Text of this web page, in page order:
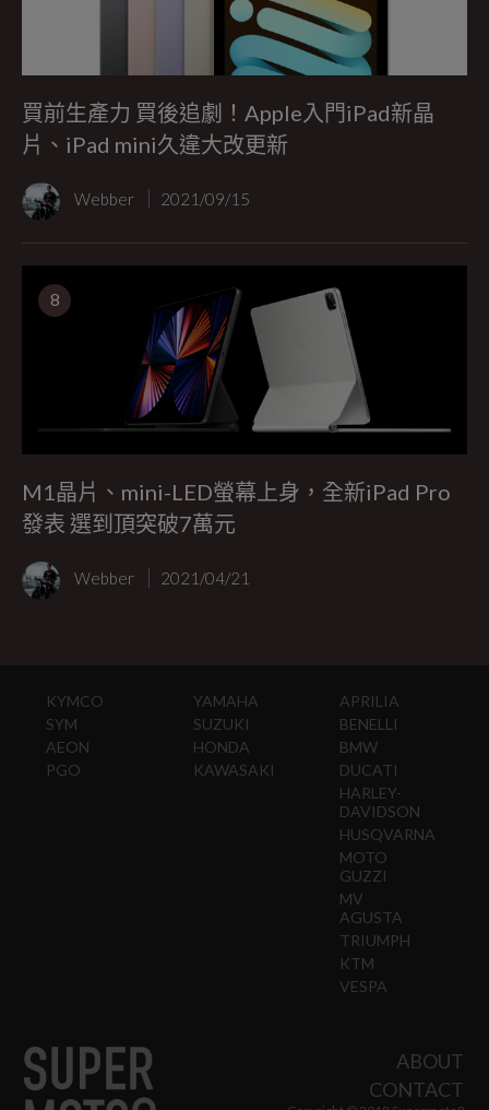
買前生產力 買後追劇！Apple入門iPad新晶
片、iPad mini久違大改更新
Webber 2021/09/15
8
M1晶片、mini-LED螢幕上身，全新iPad Pro
發表 選到頂突破7萬元
Webber 2021/04/21
KYMCO
SYM
AEON
PGO
YAMAHA
SUZUKI
HONDA
KAWASAKI
APRILIA
BENELLI
BMW
DUCATI
HARLEY-
DAVIDSON
HUSQVARNA
MOTO
GUZZI
MV
AGUSTA
TRIUMPH
KTM
VESPA
ABOUT
CONTACT